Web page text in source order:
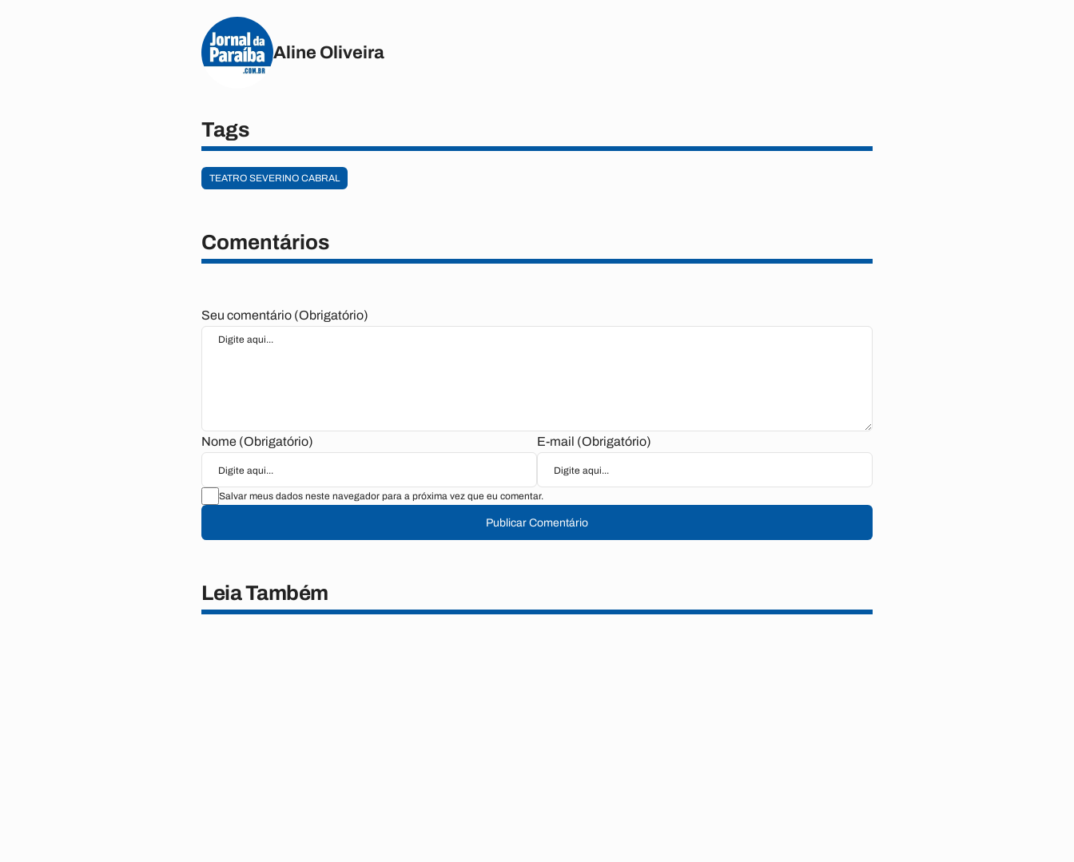
Aline Oliveira
Tags
TEATRO SEVERINO CABRAL
Comentários
Seu comentário (Obrigatório)
Nome (Obrigatório) E-mail (Obrigatório)
Salvar meus dados neste navegador para a próxima vez que eu comentar.
Publicar Comentário
Leia Também